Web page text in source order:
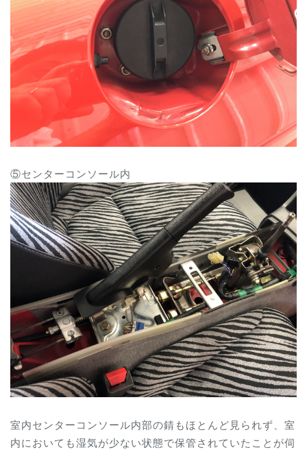
⑤センターコンソール内
室内センターコンソール内部の錆もほとんど見られず、室
内においても湿気が少ない状態で保管されていたことが伺